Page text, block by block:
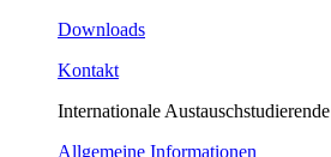
Downloads
Kontakt
Internationale Austauschstudierende
Allgemeine Informationen